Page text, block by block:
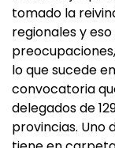
tomado la
regionales y
lo que sucede
convocatoria
delegados de
provincias. Uno